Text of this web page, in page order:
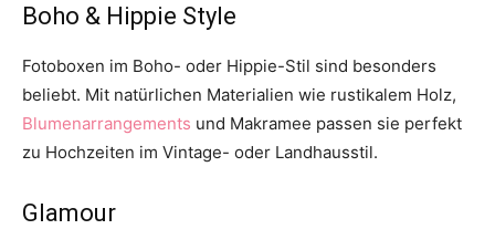
Boho & Hippie Style
Fotoboxen im Boho- oder Hippie-Stil sind besonders
beliebt. Mit natürlichen Materialien wie rustikalem Holz,
Blumenarrangements und Makramee passen sie perfekt
zu Hochzeiten im Vintage- oder Landhausstil.
Glamour